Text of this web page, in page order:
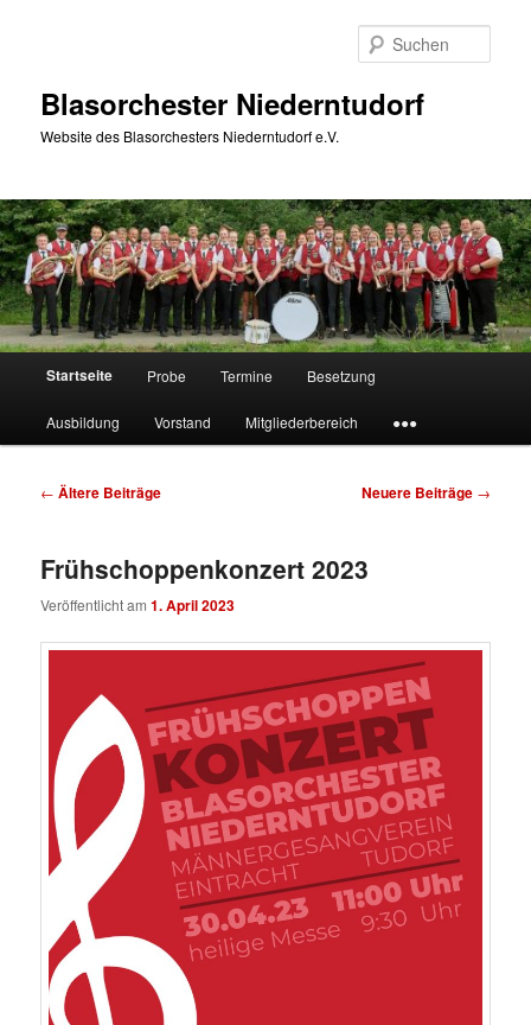
Blasorchester Niederntudorf
Website des Blasorchesters Niederntudorf e.V.
HauptmenüStartseite Probe Termine Besetzung
Ausbildung Vorstand Mitgliederbereich ●●●
Beitragsnavigation
← Ältere Beiträge Neuere Beiträge →
Frühschoppenkonzert 2023
Veröffentlicht am1. April 2023